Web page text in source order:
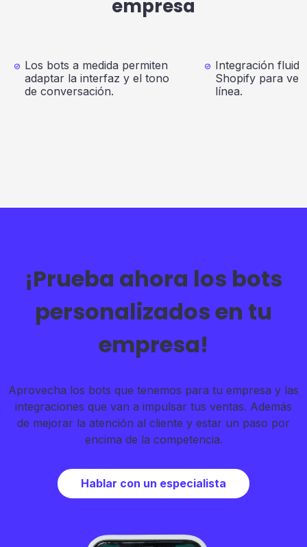
empresa
Los bots a medida permiten
adaptar la interfaz y el tono
de conversación.
Integración
Shopify para
línea.
¡Prueba ahora los bots
personalizados en tu
empresa!
Aprovecha los bots que tenemos para tu empresa y las
integraciones que van a impulsar tus ventas. Además
de mejorar la atención al cliente y estar un paso por
encima de la competencia.
Hablar con un especialista